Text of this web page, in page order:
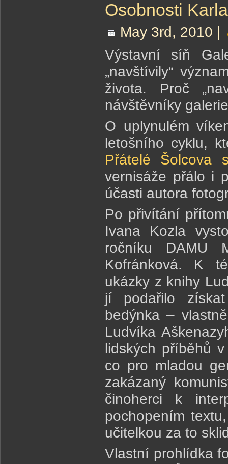
Osobnosti
May 3rd, 2010 |
Výstavní síň
„navštívily“
života. Proč
návštěvníky
O uplynulém
letošního cyklu,
Přátelé Šolcova
vernisáže přálo i
účasti autora
Po přivítání
Ivana Kozla
ročníku DAMU
Kofránková. K
ukázky z knihy
jí podařilo
bedýnka –
Ludvíka
lidských příběhů
co pro mladou
zakázaný
činoherci k
pochopením
učitelkou za to
Vlastní prohlídka